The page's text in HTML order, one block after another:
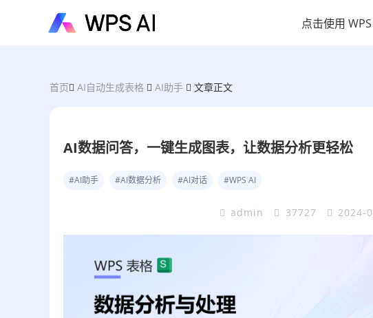
点击使用
首页 AI自动生成表格 AI助手 文章正文
AI数据问答，一键生成图表，让数据分析更轻松
#AI助手 #AI数据分析 #AI对话 #WPS AI
admin 37727 2024-